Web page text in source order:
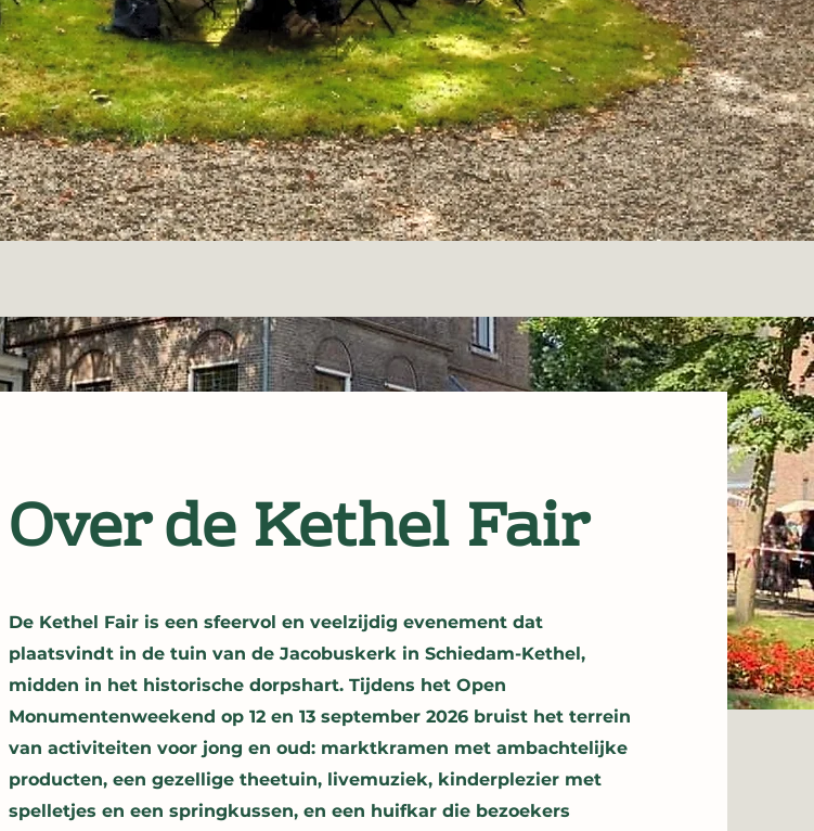
Over de Kethel Fair
De Kethel Fair is een sfeervol en veelzijdig evenement dat
plaatsvindt in de tuin van de Jacobuskerk in Schiedam-Kethel,
midden in het historische dorpshart. Tijdens het Open
Monumentenweekend op 12 en 13 september 2026 bruist het terrein
van activiteiten voor jong en oud: marktkramen met ambachtelijke
producten, een gezellige theetuin, livemuziek, kinderplezier met
spelletjes en een springkussen, en een huifkar die bezoekers